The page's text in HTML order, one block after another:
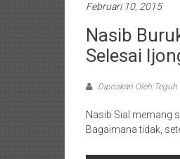
Februari 10, 2015
Nasib
Selesai
Diposkan
Nasib Sial memang
Bagaimana tidak,